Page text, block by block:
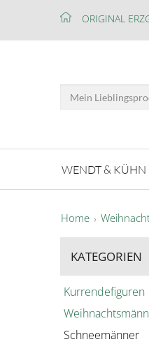
ORIGINAL
WENDT & KÜHN
Home
KATEGORIEN
Kurrendefiguren
Schneemänner